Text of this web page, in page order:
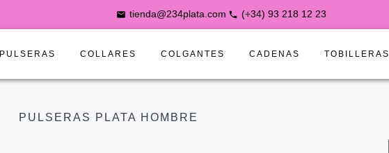
tienda@234plata.com (+34) 93 218 12 23
PULSERAS COLLARES COLGANTES CADENAS TOBILLERAS
PULSERAS PLATA HOMBRE